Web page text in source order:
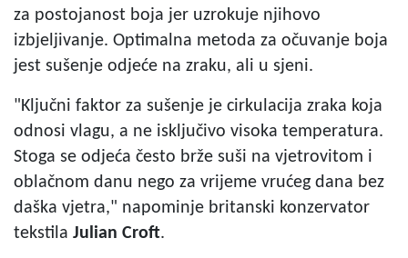
za postojanost boja jer uzrokuje njihovo
izbjeljivanje. Optimalna metoda za očuvanje boja
jest sušenje odjeće na zraku, ali u sjeni.
"Ključni faktor za sušenje je cirkulacija zraka koja
odnosi vlagu, a ne isključivo visoka temperatura.
Stoga se odjeća često brže suši na vjetrovitom i
oblačnom danu nego za vrijeme vrućeg dana bez
daška vjetra," napominje britanski konzervator
tekstila Julian Croft.